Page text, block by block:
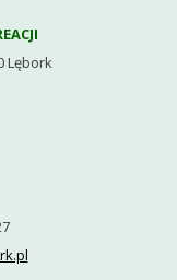
Lębork